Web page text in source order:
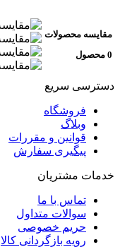
مقایسه محصولات
0 محصول
دسترسی سریع
فروشگاه
وبلاگ
قوانین و مقررات
پیگیری سفارش
خدمات مشتریان
تماس با ما
سوالات متداول
حریم خصوصی
رویه بازگردانی کالا